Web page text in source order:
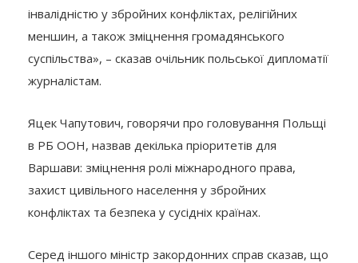
інвалідністю у збройних конфліктах, релігійних
меншин, а також зміцнення громадянського
суспільства», – сказав очільник польської дипломатії
журналістам.
Яцек Чапутович, говорячи про головування Польщі
в РБ ООН, назвав декілька пріоритетів для
Варшави: зміцнення ролі міжнародного права,
захист цивільного населення у збройних
конфліктах та безпека у сусідніх країнах.
Серед іншого міністр закордонних справ сказав, що